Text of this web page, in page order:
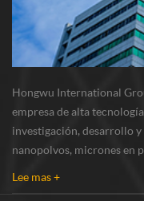
Hongwu International
empresa de alta
investigación, desarrollo
nanopolvos, micrones en
Lee mas +